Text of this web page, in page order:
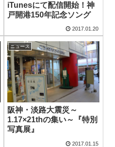
iTunesにて配信開始！神
戸開港150年記念ソング
2017.01.20
ニュース
阪神・淡路大震災～
1.17×21thの集い～『特別
写真展』
2017.01.15